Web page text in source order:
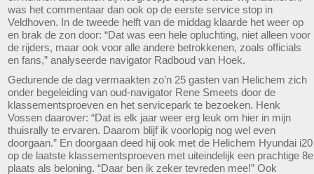
was het commentaar dan ook op de eerste service stop in
Veldhoven. In de tweede helft van de middag klaarde het weer op
en brak de zon door: “Dat was een hele opluchting, niet alleen voor
de rijders, maar ook voor alle andere betrokkenen, zoals officials
en fans,” analyseerde navigator Radboud van Hoek.
Gedurende de dag vermaakten zo’n 25 gasten van Helichem zich
onder begeleiding van oud-navigator Rene Smeets door de
klassementsproeven en het servicepark te bezoeken. Henk
Vossen daarover: “Dat is elk jaar weer erg leuk om hier in mijn
thuisrally te ervaren. Daarom blijf ik voorlopig nog wel even
doorgaan.” En doorgaan deed hij ook met de Helichem Hyundai i20
op de laatste klassementsproeven met uiteindelijk een prachtige 8e
plaats als beloning. “Daar ben ik zeker tevreden mee!” Ook